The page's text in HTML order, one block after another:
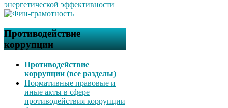
Противодействие
коррупции
Противодействие
коррупции (все разделы)
Нормативные правовые и
иные акты в сфере
противодействия коррупции